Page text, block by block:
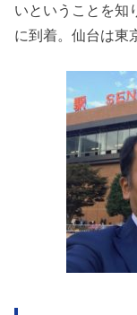
いということを知
に到着。仙台は東